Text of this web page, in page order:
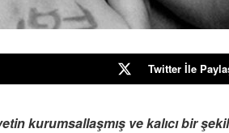
Twitter İle
kurumsallaşmış ve kalıcı bir